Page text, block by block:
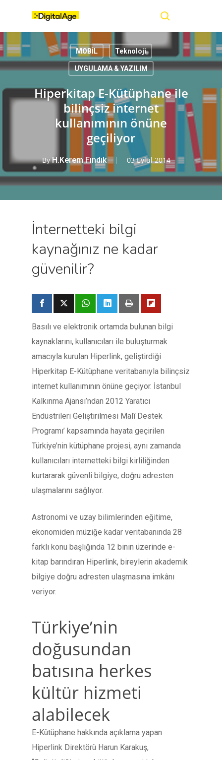
content
MOBİL Teknoloji
UYGULAMA & YAZILIM
Hiperkitap E-Kütüphane ile
bilinçsiz internet
kullanımının önüne
geçiliyor
By H.Kerem Fındık 03 Eylül 2014
İnternetteki bilgi
kaynağınız ne kadar
güvenilir?
Basılı ve elektronik ortamda bulunan bilgi
kaynaklarını, kullanıcıları ile buluşturmak
amacıyla kurulan Hiperlink, geliştirdiği
Hiperkitap E-Kütüphane veritabanıyla bilinçsiz
internet kullanımının önüne geçiyor. İstanbul
Kalkınma Ajansı’ndan 2012 Yaratıcı
Endüstrileri Geliştirilmesi Malî Destek
Programı’ kapsamında hayata geçirilen
Türkiye’nin kütüphane projesi, aynı zamanda
kullanıcıları internetteki bilgi kirliliğinden
kurtararak güvenli bilgiye, doğru adresten
ulaşmalarını sağlıyor.
Astronomi ve uzay bilimlerinden eğitime,
ekonomiden müziğe kadar veritabanında 28
farklı konu başlığında 12 binin üzerinde e-
kitap barındıran Hiperlink, bireylerin akademik
bilgiye doğru adresten ulaşmasına imkânı
veriyor.
Türkiye’nin
doğusundan
batısına herkes
kültür hizmeti
alabilecek
E-Kütüphane hakkında açıklama yapan
Hiperlink Direktörü Harun Karakuş,